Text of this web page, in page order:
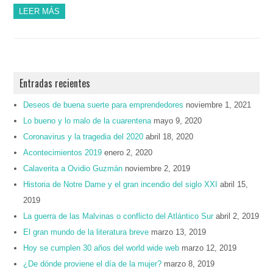
LEER MÁS
Entradas recientes
Deseos de buena suerte para emprendedores noviembre 1, 2021
Lo bueno y lo malo de la cuarentena mayo 9, 2020
Coronavirus y la tragedia del 2020 abril 18, 2020
Acontecimientos 2019 enero 2, 2020
Calaverita a Ovidio Guzmán noviembre 2, 2019
Historia de Notre Dame y el gran incendio del siglo XXI
abril 15,
2019
La guerra de las Malvinas o conflicto del Atlántico Sur abril 2, 2019
El gran mundo de la literatura breve marzo 13, 2019
Hoy se cumplen 30 años del world wide web marzo 12, 2019
¿De dónde proviene el día de la mujer? marzo 8, 2019